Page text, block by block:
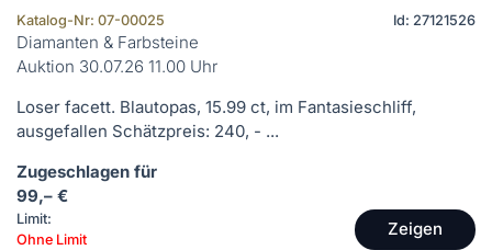
Katalog-Nr: 07-00025 Id: 27121526
Diamanten & Farbsteine
Auktion 30.07.26 11.00 Uhr
Loser facett. Blautopas, 15.99 ct, im Fantasieschliff,
ausgefallen Schätzpreis: 240, - ...
Zugeschlagen für
99,– €
Limit:
Ohne Limit
Zeigen